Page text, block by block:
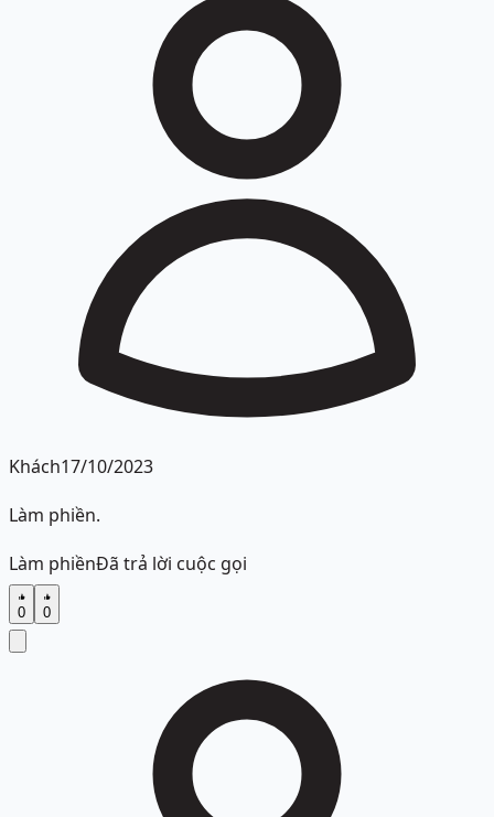
Khách17/10/2023
Làm phiền.
Làm phiềnĐã trả lời cuộc gọi
0 0